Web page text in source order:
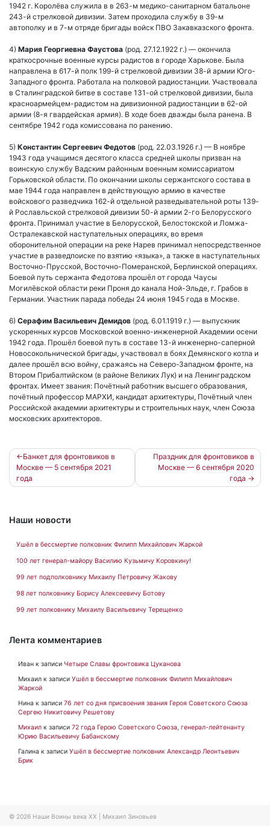
1942 г. Королёва служила в в 263-м медико-санитарном батальоне
243-й стрелковой дивизии. Затем проходила службу в 39-м
автополку и в 7-м отряде бригады войск ПВО Закавказского фронта.
4) Мария Георгиевна Фаустова (род. 27.12.1922 г.) — окончила
краткосрочные военные курсы радистов в городе Харькове. Была
направлена в 617-й полк 199-й стрелковой дивизии 38-й армии Юго-
Западного фронта. Работала на полковой радиостанции. Участвовала
в Сталинградской битве в составе 131-ой стрелковой дивизии, была
красноармейцем-радистом на дивизионной радиостанции в 62-ой
армии (8-я гвардейская армия). В ходе боев дважды была ранена. В
сентябре 1942 года комиссована по ранению.
5) Константин Сергеевич Федотов (род. 22.03.1926 г.) — В ноябре
1943 года учащимся десятого класса средней школы призван на
воинскую службу Вадским районным военным комиссариатом
Горьковской области. По окончании школы сержантского состава в
мае 1944 года направлен в действующую армию в качестве
войскового разведчика 162-й отдельной разведывательной роты 139-
й Рославльской стрелковой дивизии 50-й армии 2-го Белорусского
фронта. Принимал участие в Белорусской, Белостокской и Ломжа-
Остралекавской наступательных операциях, во время
оборонительной операции на реке Нарев принимал непосредственное
участие в разведпоиске по взятию «языка», а также в наступательных
Восточно-Прусской, Восточно-Померанской, Берлинской операциях.
Боевой путь сержанта Федотова прошёл от города Чаусы
Могилёвской области реки Проня до канала Ной-Эльде, г. Грабов в
Германии. Участник парада победы 24 июня 1945 года в Москве.
6) Серафим Васильевич Демидов (род. 6.01.1919 г.) — выпускник
ускоренных курсов Московской военно-инженерной Академии осени
1942 года. Прошёл боевой путь в составе 13-й инженерно-саперной
Новосокольнической бригады, участвовал в боях Демянского котла и
далее прошёл всю войну, сражаясь на Северо-Западном фронте, на
Втором Прибалтийском (в районе Великих Лук) и на Ленинградском
фронтах. Имеет звания: Почётный работник высшего образования,
почётный профессор МАРХИ, кандидат архитектуры, Почётный член
Российской академии архитектуры и строительных наук, член Союза
московских архитекторов.
Навигация
по
записям
Банкет для фронтовиков в
Москве — 5 сентября 2021
года
Праздник для фронтовиков в
Москве — 6 сентября 2020
года
Наши новости
Ушёл в бессмертие полковник Филипп Михайлович Жаркой
100 лет генерал-майору Василию Кузьмичу Коровкину!
99 лет подполковнику Михаилу Петровичу Жакову
98 лет полковнику Борису Алексеевичу Ботову
99 лет полковнику Михаилу Васильевичу Терещенко
Лента комментариев
Иван к записи Четыре Славы фронтовика Цуканова
Михаил к записи Ушёл в бессмертие полковник Филипп Михайлович
Жаркой
Нина к записи 76 лет со дня присвоения звания Героя Советского Союза
Сергею Никитовичу Решетову
Михаил к записи 72 года Герою Советского Союза, генерал-лейтенанту
Юрию Васильевичу Бабанскому
Галина к записи Ушёл в бессмертие полковник Александр Леонтьевич
Брик
© 2026 Наши Воины века XX Михаил Зиновьев